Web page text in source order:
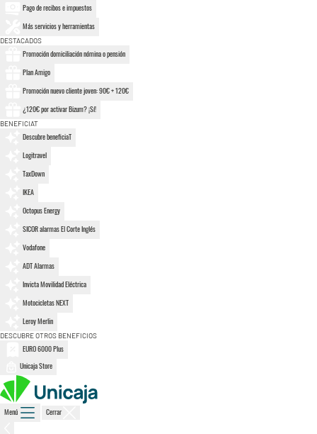
Pago de recibos e impuestos
Más servicios y herramientas
DESTACADOS
Promoción domiciliación nómina o pensión
Plan Amigo
Promoción nuevo cliente joven: 90€ + 120€
¿120€ por activar Bizum? ¡Sí!
BENEFICIAT
Descubre beneficiaT
Logitravel
TaxDown
IKEA
Octopus Energy
SICOR alarmas El Corte Inglés
Vodafone
ADT Alarmas
Invicta Movilidad Eléctrica
Motocicletas NEXT
Leroy Merlin
DESCUBRE OTROS BENEFICIOS
EURO 6000 Plus
Unicaja Store
Menú Cerrar